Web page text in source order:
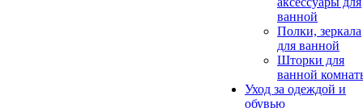
ванной
Полки, зеркала
для ванной
Шторки для
ванной
Уход за одеждой и
обувью